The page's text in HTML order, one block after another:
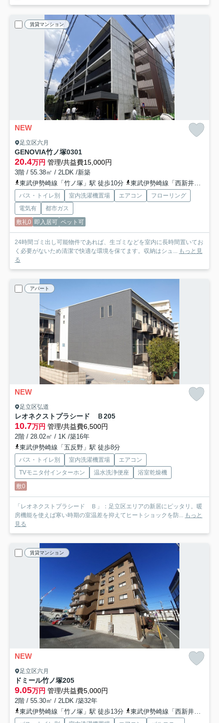
賃貸マンション
NEW
足立区六月
GENOVIA竹ノ塚0301
20.4万円 管理/共益費15,000円
3階 / 55.38㎡ / 2LDK /新築
東武伊勢崎線「竹ノ塚」駅 徒歩10分
東武伊勢崎線「西新井」駅 徒歩17分
バス・トイレ別 室内洗濯機置場 エアコン
フローリング
電気有
都市ガス
敷礼0 即入居可 ペット可
24時間ゴミ出し可能物件であれば、生ゴミなどを室内に長時間置いてお
く必要がないため清潔で快適な環境を保てます。収納はシュ... もっと見
る
アパート
NEW
足立区弘道
レオネクストプラシード Ｂ205
10.7万円 管理/共益費6,500円
2階 / 28.02㎡ / 1K /築16年
東武伊勢崎線「五反野」駅 徒歩8分
バス・トイレ別 室内洗濯機置場
エアコン
TVモニタ付インターホン
温水洗浄便座
浴室乾燥機
敷0
「レオネクストプラシード Ｂ」：足立区エリアの新居にピッタリ。暖
房機能を使えば寒い時期の室温差を抑えてヒートショックを防... もっと
見る
賃貸マンション
NEW
足立区六月
ドミール竹ノ塚205
9.05万円 管理/共益費5,000円
2階 / 55.30㎡ / 2LDK /築32年
東武伊勢崎線「竹ノ塚」駅 徒歩13分
東武伊勢崎線「西新井」駅 徒歩15分